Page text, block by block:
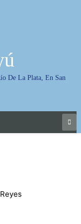
De La Plata, En San